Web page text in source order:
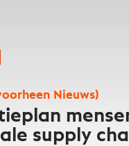
Nieuws)
supply